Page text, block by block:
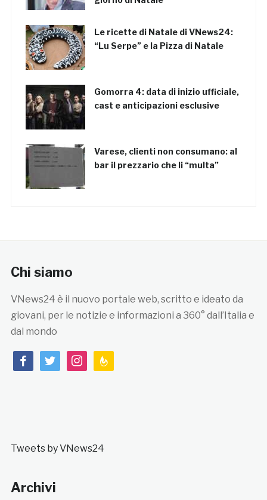
Le ricette di Natale di VNews24:
“Lu Serpe” e la Pizza di Natale
Gomorra 4: data di inizio ufficiale,
cast e anticipazioni esclusive
Varese, clienti non consumano: al
bar il prezzario che li “multa”
Chi siamo
VNews24 è il nuovo portale web, scritto e ideato da
giovani, per le notizie e informazioni a 360° dall’Italia e
dal mondo
facebooktwitterinstagramfeedburner
Tweets by VNews24
Archivi